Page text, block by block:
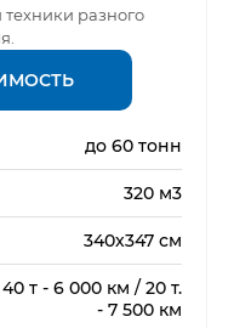
разного
до 60 тонн
320 м3
340х347 см
40 т - 6 000 км / 20 т.
- 7 500 км